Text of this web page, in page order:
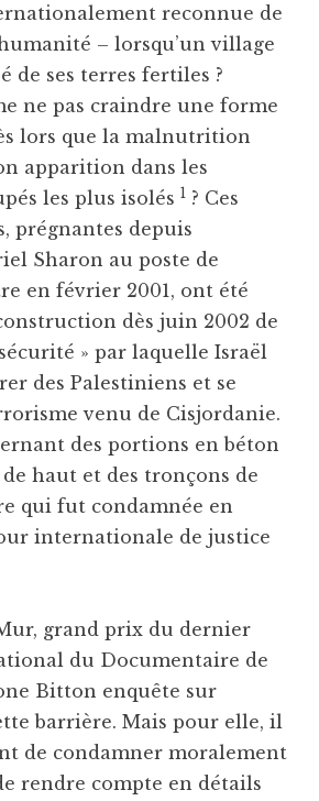
reconnue de
– lorsqu’un village
de ses terres fertiles ?
ne pas craindre une forme
lors que la malnutrition
apparition dans les
les plus isolés 1 ? Ces
prégnantes depuis
Sharon au poste de
en février 2001, ont été
dès juin 2002 de
» par laquelle Israël
des Palestiniens et se
venu de Cisjordanie.
des portions en béton
haut et des tronçons de
qui fut condamnée en
internationale de justice
grand prix du dernier
du Documentaire de
Bitton enquête sur
barrière. Mais pour elle, il
de condamner moralement
rendre compte en détails